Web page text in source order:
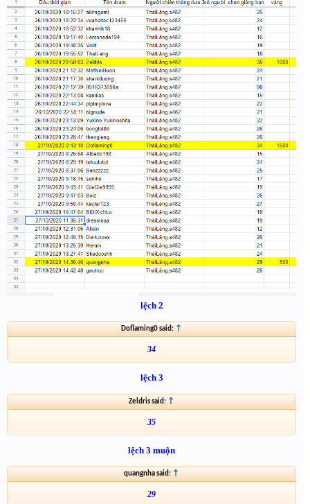
lệch 2
Doflaming0 said: ↑
34
lệch 3
Zeldris said: ↑
35
lệch 3 muộn
quangnha said: ↑
29